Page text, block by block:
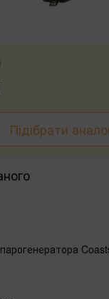
Підібрати